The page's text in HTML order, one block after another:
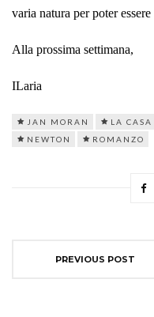
varia natura per poter
Alla prossima settimana,
ILaria
JAN MORAN
LA
NEWTON
ROMANZO
PREVIOUS POST